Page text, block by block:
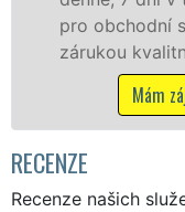
a se
RECENZE